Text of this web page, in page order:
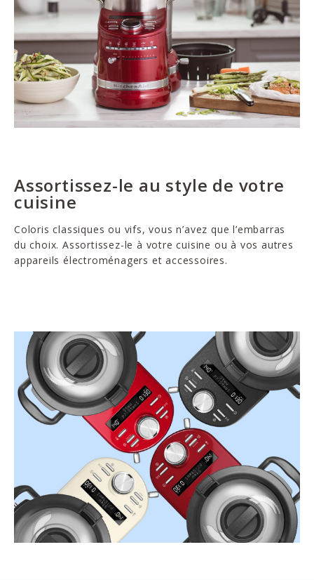
Assortissez-le au style de votre
cuisine
Coloris classiques ou vifs, vous n’avez que l’embarras
du choix. Assortissez-le à votre cuisine ou à vos autres
appareils électroménagers et accessoires.